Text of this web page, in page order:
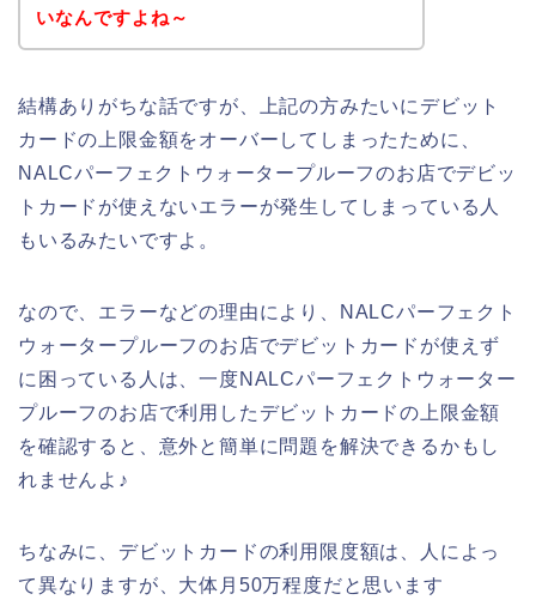
いなんですよね～
結構ありがちな話ですが、上記の方みたいにデビット
カードの上限金額をオーバーしてしまったために、
NALCパーフェクトウォータープルーフのお店でデビッ
トカードが使えないエラーが発生してしまっている人
もいるみたいですよ。
なので、エラーなどの理由により、NALCパーフェクト
ウォータープルーフのお店でデビットカードが使えず
に困っている人は、一度NALCパーフェクトウォーター
プルーフのお店で利用したデビットカードの上限金額
を確認すると、意外と簡単に問題を解決できるかもし
れませんよ♪
ちなみに、デビットカードの利用限度額は、人によっ
て異なりますが、大体月50万程度だと思います